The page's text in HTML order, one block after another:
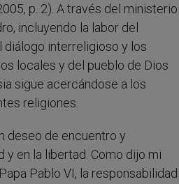
p. 2). A través del ministerio
incluyendo la labor del
diálogo interreligioso y los
locales y del pueblo de Dios
sigue acercándose a los
religiones.
deseo de encuentro y
y en la libertad. Como dijo mi
Pablo VI, la responsabilidad